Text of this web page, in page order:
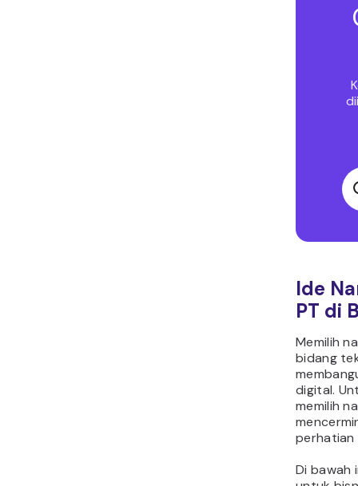
Ide
PT di
Memilih
bidang
digital.
memilih
perhatian
Di bawah